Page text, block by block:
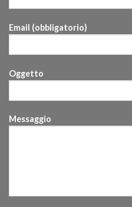
Email (obbligatorio)
Oggetto
Messaggio